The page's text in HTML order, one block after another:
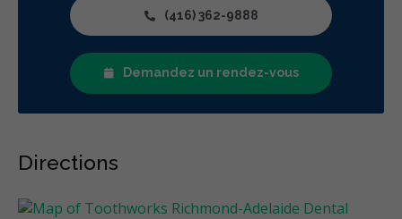
(416) 362-9888
Demandez un rendez-vous
Directions